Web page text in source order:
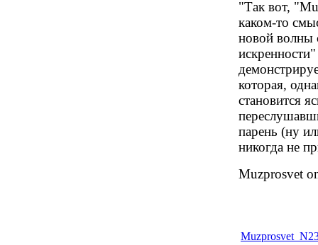
"Так вот,
каком-то
новой волны
которая,
становится
парень (ну
никогда не
Muzprosvet